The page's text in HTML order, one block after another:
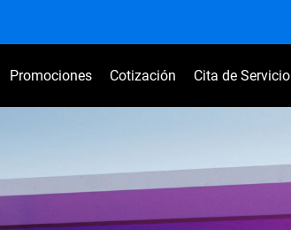
Promociones Cotización Cita de Servicio